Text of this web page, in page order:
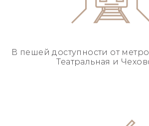
В пешей доступности от
Театральная и